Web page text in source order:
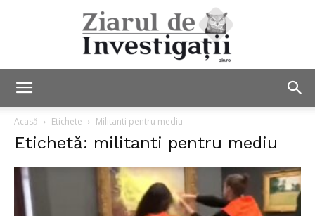
Acasă Etichete Militanti pentru mediu
Etichetă: militanti pentru mediu